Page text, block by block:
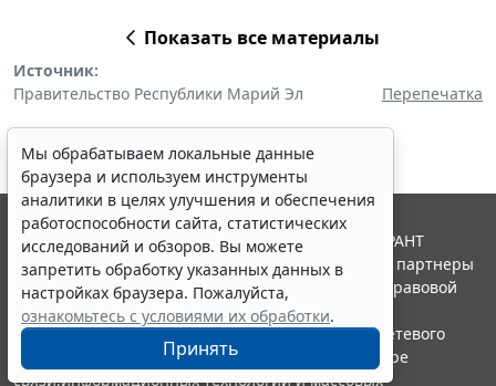
Показать все материалы
Источник:
Правительство Республики Марий Эл
Перепечатка
Мы обрабатываем локальные данные
браузера и используем инструменты
аналитики в целях улучшения и обеспечения
работоспособности сайта, статистических
исследований и обзоров. Вы можете
запретить обработку указанных данных в
настройках браузера. Пожалуйста,
ознакомьтесь с условиями их обработки.
Принять
© ООО "НПП "ГАРАНТ-СЕРВИС", 2026. Система ГАРАНТ
выпускается с 1990 года. Компания "Гарант" и ее партнеры
являются участниками Российской ассоциации правовой
информации ГАРАНТ.
Портал ГАРАНТ.РУ зарегистрирован в качестве сетевого
издания Федеральной службой по надзору в сфере
связи,информационных технологий и массовых